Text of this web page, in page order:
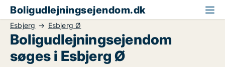
Boligudlejningsejendom.dk
Esbjerg Esbjerg Ø
Boligudlejningsejendom
søges i Esbjerg Ø